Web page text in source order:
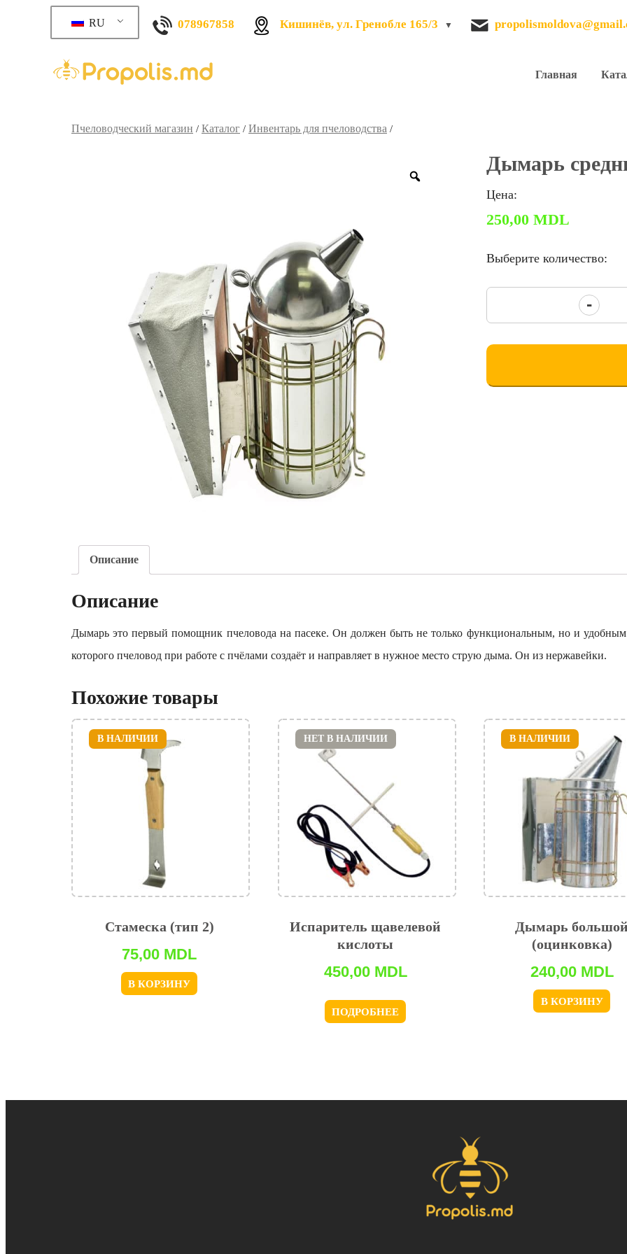
RU 078967858 Кишинёв, ул. Гренобле 165/3
Главная
Пчеловодческий магазин / Каталог / Инвентарь для пчеловодства /
Дымарь
Цена:
250,00 MDL
Выберите количество:
Afumător
Описание
Описание
Дымарь это первый помощник пчеловода на пасеке. Он должен быть не только функциональным, но и
которого пчеловод при работе с пчёлами создаёт и направляет в нужное место струю дыма. Он из нержавейки.
Похожие товары
Стамеска (тип 2)
75,00 MDL
В КОРЗИНУ
В НАЛИЧИИ
Испаритель щавелевой
кислоты
450,00 MDL
ПОДРОБНЕЕ
НЕТ В НАЛИЧИИ
Дымарь большой
(оцинковка)
240,00 MDL
В КОРЗИНУ
В НАЛИЧИИ